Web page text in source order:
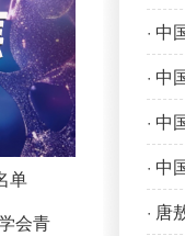
单
会青
· 中
· 中
· 中
· 中
· 唐